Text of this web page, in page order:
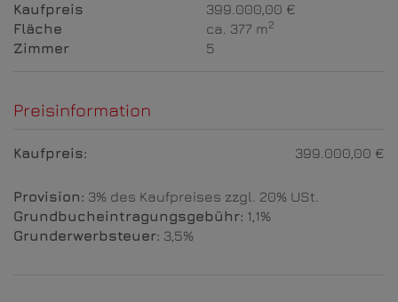
Kaufpreis
399.000,00 €
Fläche
ca. 377 m2
Zimmer 5
Preisinformation
Kaufpreis: 399.000,00 €
Provision: 3% des Kaufpreises zzgl. 20% USt.
Grundbucheintragungsgebühr: 1,1%
Grunderwerbsteuer: 3,5%